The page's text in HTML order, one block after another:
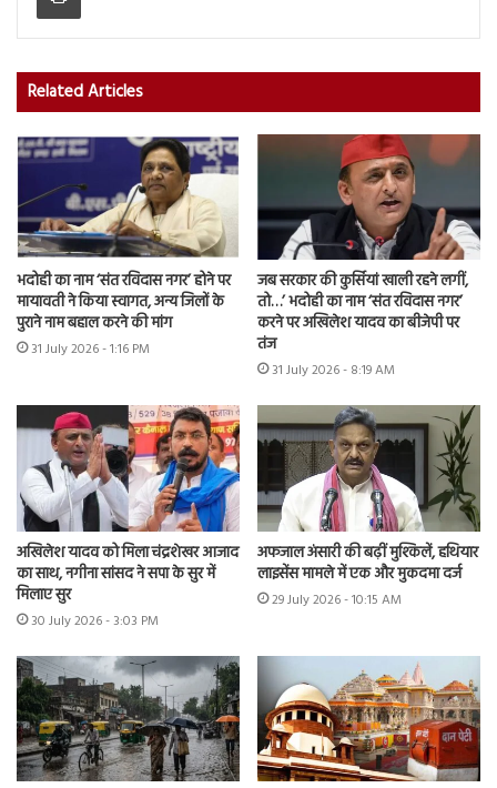
Related Articles
भदोही का नाम ‘संत रविदास नगर’ होने पर
मायावती ने किया स्वागत, अन्य जिलों के
पुराने नाम बहाल करने की मांग
31 July 2026 - 1:16 PM
जब सरकार की कुर्सियां खाली रहने लगीं,
तो…’ भदोही का नाम ‘संत रविदास नगर’
करने पर अखिलेश यादव का बीजेपी पर
तंज
31 July 2026 - 8:19 AM
अखिलेश यादव को मिला चंद्रशेखर आजाद
का साथ, नगीना सांसद ने सपा के सुर में
मिलाए सुर
30 July 2026 - 3:03 PM
अफजाल अंसारी की बढ़ीं मुश्किलें, हथियार
लाइसेंस मामले में एक और मुकदमा दर्ज
29 July 2026 - 10:15 AM